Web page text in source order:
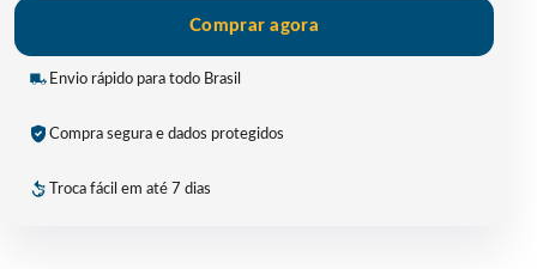
Comprar agora
Envio rápido para todo Brasil
Compra segura e dados protegidos
Troca fácil em até 7 dias